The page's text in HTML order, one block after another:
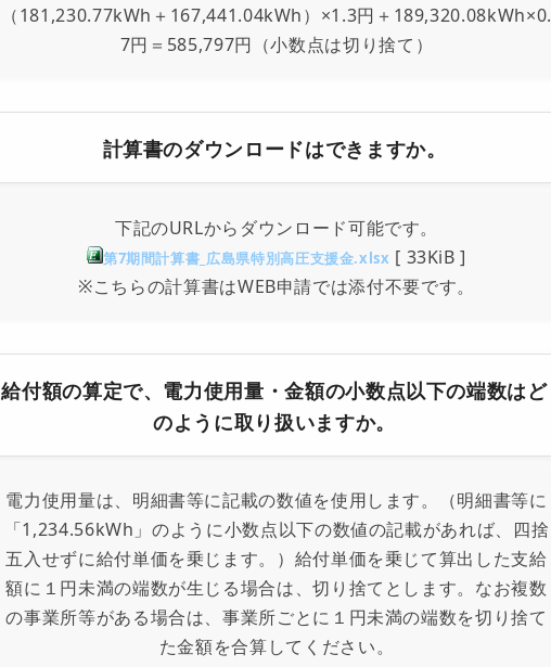
（181,230.77kWh＋167,441.04kWh）×1.3円＋189,320.08kWh×0.
7円＝585,797円（小数点は切り捨て）
計算書のダウンロードはできますか。
下記のURLからダウンロード可能です。
第7期間計算書_広島県特別高圧支援金.xlsx [ 33KiB ]
※こちらの計算書はWEB申請では添付不要です。
給付額の算定で、電力使用量・金額の小数点以下の端数はど
のように取り扱いますか。
電力使用量は、明細書等に記載の数値を使用します。（明細書等に
「1,234.56kWh」のように小数点以下の数値の記載があれば、四捨
五入せずに給付単価を乗じます。）給付単価を乗じて算出した支給
額に１円未満の端数が生じる場合は、切り捨てとします。なお複数
の事業所等がある場合は、事業所ごとに１円未満の端数を切り捨て
た金額を合算してください。